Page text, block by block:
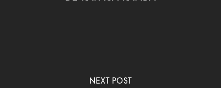
NEXT POST